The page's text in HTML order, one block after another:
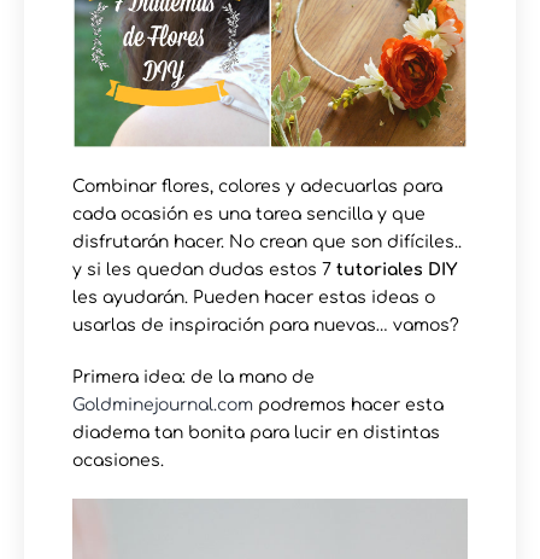
Combinar flores, colores y adecuarlas para
cada ocasión es una tarea sencilla y que
disfrutarán hacer. No crean que son difíciles..
y si les quedan dudas estos 7 tutoriales DIY
les ayudarán. Pueden hacer estas ideas o
usarlas de inspiración para nuevas… vamos?
Primera idea: de la mano de
Goldminejournal.com podremos hacer esta
diadema tan bonita para lucir en distintas
ocasiones.